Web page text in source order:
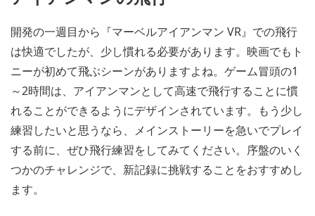
開発の一週目から『マーベルアイアンマン VR』での飛行
は快適でしたが、少し慣れる必要があります。映画でもト
ニーが初めて飛ぶシーンがありますよね。ゲーム冒頭の1
～2時間は、アイアンマンとして高速で飛行することに慣
れることができるようにデザインされています。もう少し
練習したいと思うなら、メインストーリーを急いでプレイ
する前に、ぜひ飛行練習をしてみてください。序盤のいく
つかのチャレンジで、新記録に挑戦することをおすすめし
ます。